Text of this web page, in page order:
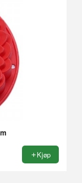
Kjøp